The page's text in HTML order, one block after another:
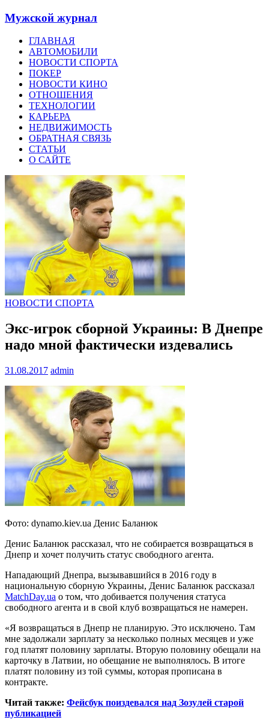
Мужской журнал
ГЛАВНАЯ
АВТОМОБИЛИ
НОВОСТИ СПОРТА
ПОКЕР
НОВОСТИ КИНО
ОТНОШЕНИЯ
ТЕХНОЛОГИИ
КАРЬЕРА
НЕДВИЖИМОСТЬ
ОБРАТНАЯ СВЯЗЬ
СТАТЬИ
О САЙТЕ
НОВОСТИ СПОРТА
Экс-игрок сборной Украины: В Днепре
надо мной фактически издевались
31.08.2017 admin
Фото: dynamo.kiev.ua Денис Баланюк
Денис Баланюк рассказал, что не собирается возвращаться в
Днепр и хочет получить статус свободного агента.
Нападающий Днепра, вызывавшийся в 2016 году в
национальную сборную Украины, Денис Баланюк рассказал
MatchDay.ua о том, что добивается получения статуса
свободного агента и в свой клуб возвращаться не намерен.
«Я возвращаться в Днепр не планирую. Это исключено. Там
мне задолжали зарплату за несколько полных месяцев и уже
год платят половину зарплаты. Вторую половину обещали на
карточку в Латвии, но обещание не выполнялось. В итоге
платят половину из той суммы, которая прописана в
контракте.
Читай также: Фейсбук поиздевался над Зозулей старой
публикацией